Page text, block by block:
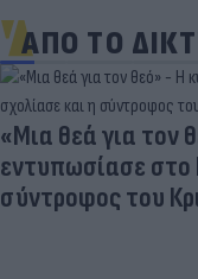
ΑΠΟ ΤΟ
«Μια θεά για τον
εντυπωσίασε στο
σύντροφος του